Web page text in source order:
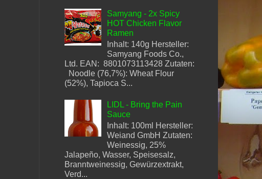
Samyang - 2x Spicy
HOT Chicken Flavor
Ramen
Inhalt: 140g Hersteller:
Samyang Foods Co.,
Ltd. EAN: 8801073113428 Zutaten:
Noodle (76,7%): Wheat Flour
(52%), Tapioca S...
LIDL - Bring the Pain
Sauce
Inhalt: 100ml Hersteller:
Weiand GmbH Zutaten:
Weinessig, 25%
Jalapeño, Wasser, Speisesalz,
Branntweinessig, Gewürzextrakt,
Verd...